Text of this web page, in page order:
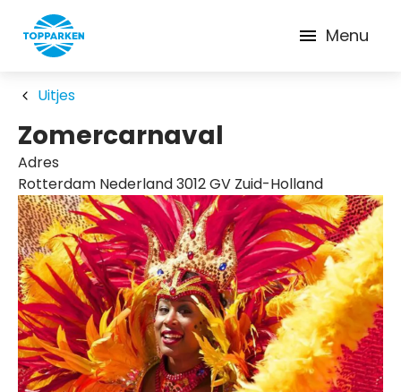
Menu
Uitjes
Zomercarnaval
Adres
Rotterdam Nederland 3012 GV Zuid-Holland